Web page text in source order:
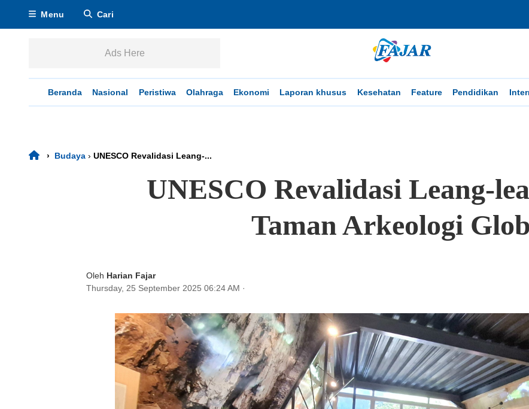
Menu Cari
Ads Here
Beranda Nasional Peristiwa Olahraga Ekonomi Laporan khusus Kesehatan Feature Pendidikan
› Budaya › UNESCO Revalidasi Leang-...
UNESCO Revalidasi Leang-
Taman Arkeologi
Oleh Harian Fajar
Thursday, 25 September 2025 06:24 AM ·